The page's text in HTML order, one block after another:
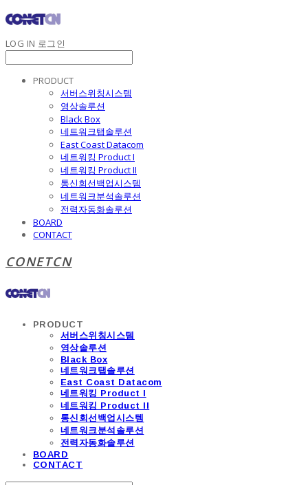
LOG IN 로그인
PRODUCT
서버스위칭시스템
영상솔루션
Black Box
네트워크탭솔루션
East Coast Datacom
네트워킹 Product I
네트워킹 Product II
통신회선백업시스템
네트워크분석솔루션
전력자동화솔루션
BOARD
CONTACT
CONETCN
PRODUCT
서버스위칭시스템
영상솔루션
Black Box
네트워크탭솔루션
East Coast Datacom
네트워킹 Product I
네트워킹 Product II
통신회선백업시스템
네트워크분석솔루션
전력자동화솔루션
BOARD
CONTACT